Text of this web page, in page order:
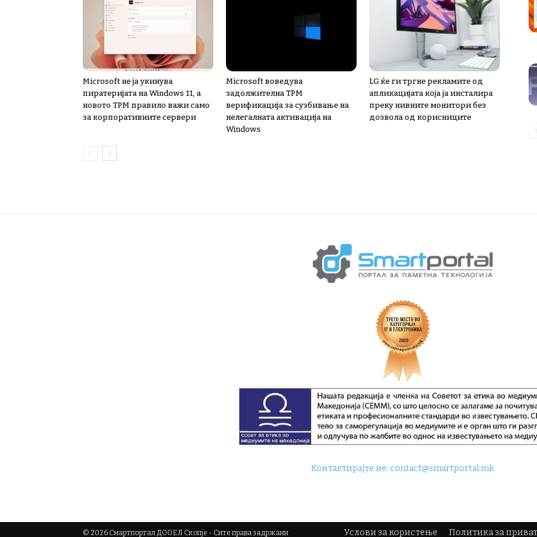
Microsoft не ја укинува
пиратеријата на Windows 11, а
новото TPM правило важи само
за корпоративните сервери
Microsoft воведува
задолжителна TPM
верификација за сузбивање на
нелегалната активација на
Windows
LG ќе ги тргне рекламите од
апликацијата која ја инсталира
преку нивните монитори без
дозвола од корисниците
Контактирајте не:contact@smartportal.mk
Услови за користење Политика за
© 2026 Смартпортал ДООЕЛ Скопје - Сите права задржани